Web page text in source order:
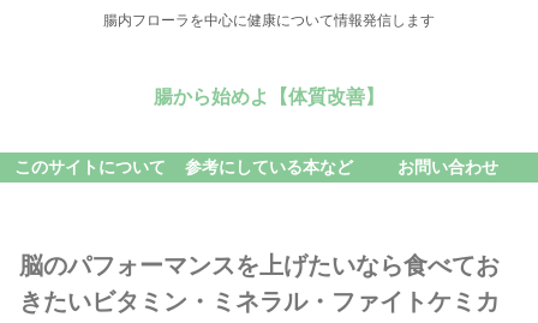
腸内フローラを中心に健康について情報発信します
腸から始めよ【体質改善】
このサイトについて 参考にしている本など お問い合わせ
脳のパフォーマンスを上げたいなら食べてお
きたいビタミン・ミネラル・ファイトケミカ